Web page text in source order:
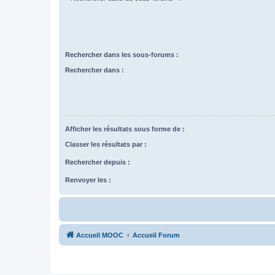
Rechercher dans les sous-forums :
Rechercher dans :
Afficher les résultats sous forme de :
Classer les résultats par :
Rechercher depuis :
Renvoyer les :
Accueil MOOC Accueil Forum